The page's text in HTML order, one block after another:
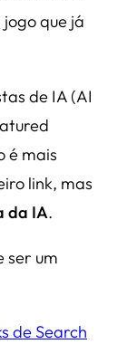
que já
de IA (AI
é mais
link, mas
da IA.
ser um
de Search